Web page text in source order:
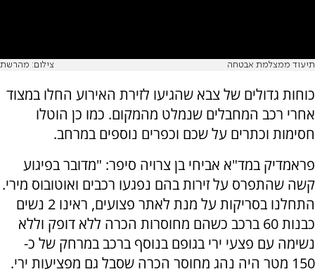
תיעוד ממצלמת אבטחה צילום: מהרשת
כוחות גדולים של צבא שהגיעו לזירת האירוע החלו במצוד
אחרי רכב המחבלים שנמלט מהמקום. כמו כן הוטלו
חסימות וכתרים על שכם וכפרים נוספים במרחב.
פראמדיק במד"א אביחי בן צרויה סיפר: "מדובר בפיגוע
קשה שהתפרס על זירות בהם נפגעו רכבים ואוטובוס מירי.
התחלנו בסריקות על מנת לאתר פצועים, ראינו 2 נשים
כבנות 60 ברכב כשהם מחוסרות הכרה ללא דופק וללא
נשימה עם פצעי ירי בגופם בנוסף ברכב במרחק של כ-
150 מטר היה נהג מחוסר הכרה שסבל גם מפציעות ירי.